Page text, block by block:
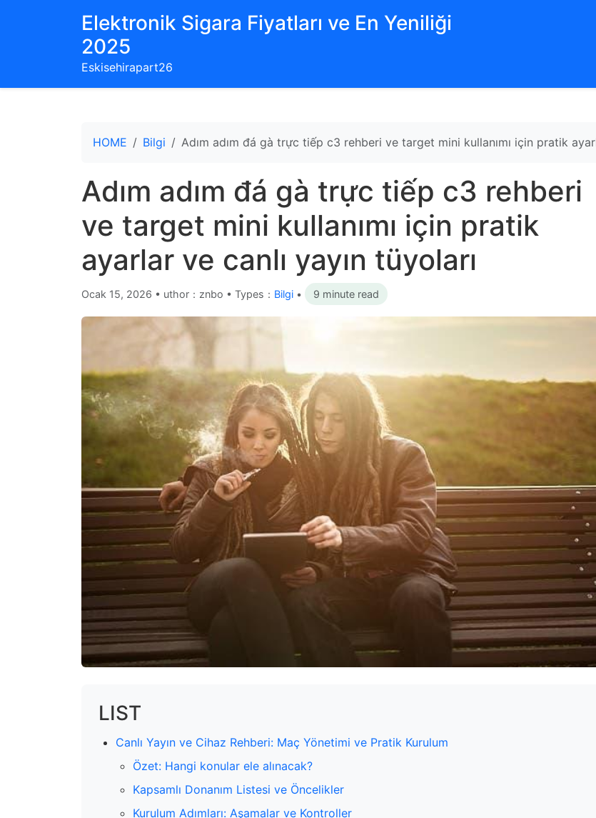
Elektronik Sigara Fiyatları ve En Yeniliği
2025
Eskisehirapart26
HOME Bilgi Adım adım đá gà trực tiếp c3 rehberi ve target mini kullanımı için pratik
Adım adım đá gà trực tiếp c3 rehberi
ve target mini kullanımı için pratik
ayarlar ve canlı yayın tüyoları
Ocak 15, 2026 • uthor：znbo • Types： Bilgi • 9 minute read
LIST
Canlı Yayın ve Cihaz Rehberi: Maç Yönetimi ve Pratik Kurulum
Özet: Hangi konular ele alınacak?
Kapsamlı Donanım Listesi ve Öncelikler
Kurulum Adımları: Aşamalar ve Kontroller